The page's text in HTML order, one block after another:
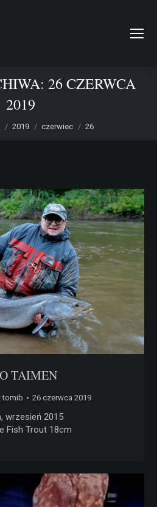
26 CZERWCA
2019
2019 czerwiec 26
TAIMEN
tomib 26 czerwca 2019
wrzesień 2015
Fish Trout 18cm